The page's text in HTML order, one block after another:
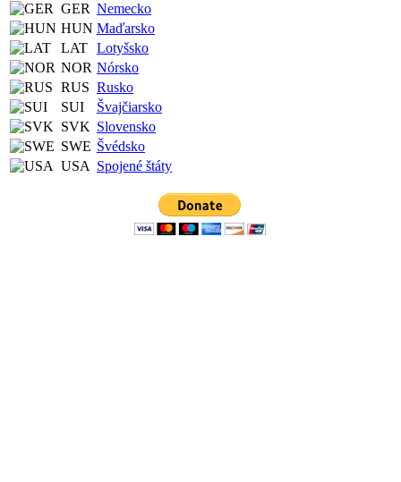
GER Nemecko
HUN Maďarsko
LAT Lotyšsko
NOR Nórsko
RUS Rusko
SUI
Švajčiarsko
SVK Slovensko
SWE Švédsko
USA Spojené štáty